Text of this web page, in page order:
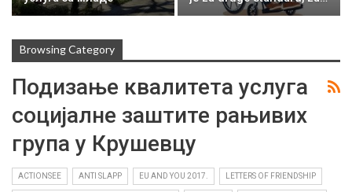
Browsing Category
Подизање квалитета услуга
социјалне заштите рањивих
група у Крушевцу
ACTIONSEE ANTI SLAPP EU AND YOU 2017. LETTERS OF FRIENDSHIP